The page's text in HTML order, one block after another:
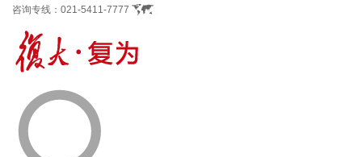
咨询专线： 021-5411-7777